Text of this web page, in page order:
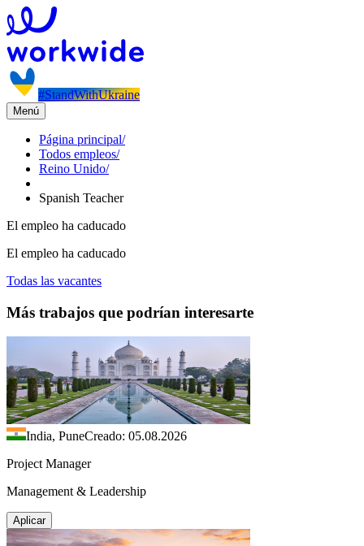
#StandWithUkraine
Menú
Página principal/
Todos empleos/
Reino Unido/
Spanish Teacher
El empleo ha caducado
El empleo ha caducado
Todas las vacantes
Más trabajos que podrían interesarte
India, PuneCreado: 05.08.2026
Project Manager
Management & Leadership
Aplicar